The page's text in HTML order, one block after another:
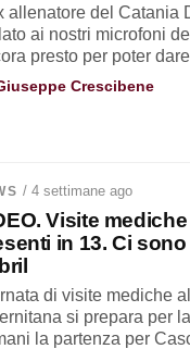
allenatore del Catania
ai nostri microfoni
presto per poter
Crescibene
/ 4 settimane ago
Visite
in 13. Ci
di visite mediche
si prepara per
la partenza per